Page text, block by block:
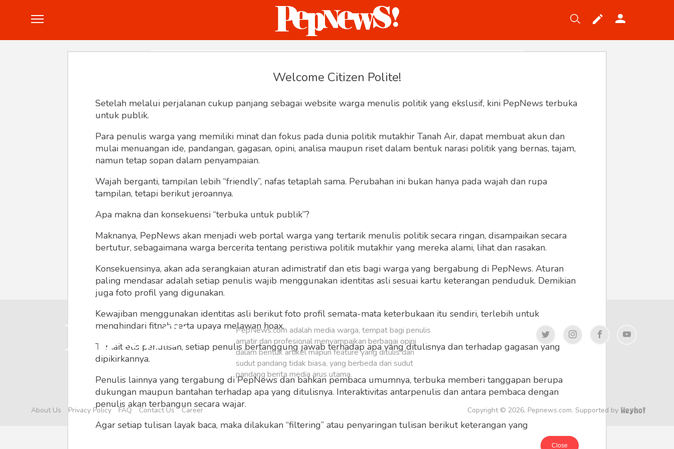
Ingat saya Lupa Sandi
Buat Akun Baru
Welcome Citizen Polite!
Setelah melalui perjalanan cukup panjang sebagai website warga menulis politik yang ekslusif, kini PepNews terbuka
untuk publik.
Para penulis warga yang memiliki minat dan fokus pada dunia politik mutakhir Tanah Air, dapat membuat akun dan
mulai menuangan ide, pandangan, gagasan, opini, analisa maupun riset dalam bentuk narasi politik yang bernas, tajam,
namun tetap sopan dalam penyampaian.
Wajah berganti, tampilan lebih “friendly”, nafas tetaplah sama. Perubahan ini bukan hanya pada wajah dan rupa
tampilan, tetapi berikut jeroannya.
Apa makna dan konsekuensi “terbuka untuk publik”?
Maknanya, PepNews akan menjadi web portal warga yang tertarik menulis politik secara ringan, disampaikan secara
bertutur, sebagaimana warga bercerita tentang peristiwa politik mutakhir yang mereka alami, lihat dan rasakan.
Konsekuensinya, akan ada serangkaian aturan adimistratif dan etis bagi warga yang bergabung di PepNews. Aturan
paling mendasar adalah setiap penulis wajib menggunakan identitas asli sesuai kartu keterangan penduduk. Demikian
juga foto profil yang digunakan.
Kewajiban menggunakan identitas asli berikut foto profil semata-mata keterbukaan itu sendiri, terlebih untuk
menghindari fitnah serta upaya melawan hoax.
Terkait etis penulisan, setiap penulis bertanggung jawab terhadap apa yang ditulisnya dan terhadap gagasan yang
dipikirkannya.
Penulis lainnya yang tergabung di PepNews dan bahkan pembaca umumnya, terbuka memberi tanggapan berupa
dukungan maupun bantahan terhadap apa yang ditulisnya. Interaktivitas antarpenulis dan antara pembaca dengan
penulis akan terbangun secara wajar.
Agar setiap tulisan layak baca, maka dilakukan “filtering” atau penyaringan tulisan berikut keterangan yang
Close
PepNews.com adalah media warga, tempat bagi penulis
amatir dan profesional menyampaikan berbagai opini
dalam bentuk artikel mapun feature yang ditulis dari
sudut pandang tidak biasa, yang berbeda dari sudut
pandang berita media arus utama.
About Us Privacy Policy FAQ Contact Us Career Copyright © 2026, Pepnews.com. Supported by